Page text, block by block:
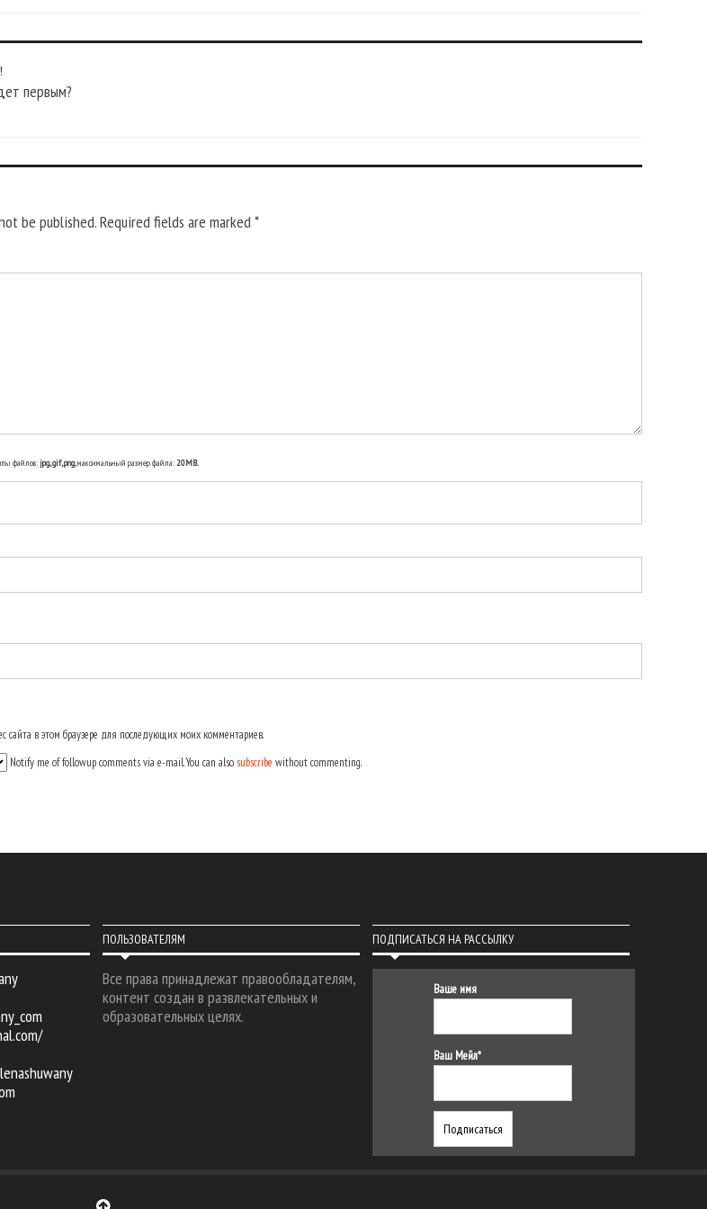
первым?
be published. Required fields are marked*
файлов:jpg, gif, png, максимальный размер файла:20MB.
сайта в этом браузере для последующих моих комментариев.
Notify me of followup comments via e-mail. You can also subscribe without commenting.
ПОЛЬЗОВАТЕЛЯМ
Все права принадлежат правообладателям,
контент создан в развлекательных и
образовательных целях.
ПОДПИСАТЬСЯ НА РАССЫЛКУ
Ваше имя
Ваш Мейл*